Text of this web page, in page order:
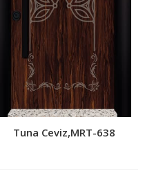
Tuna Ceviz,MRT-638